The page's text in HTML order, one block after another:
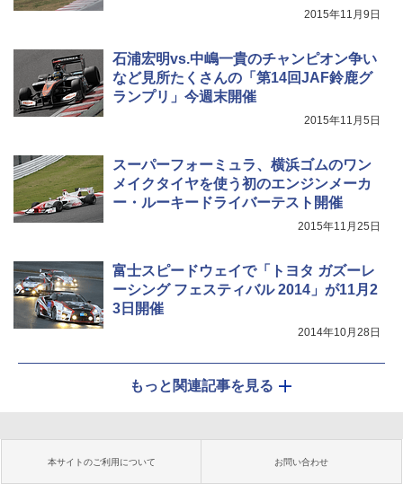
2015年11月9日
石浦宏明vs.中嶋一貴のチャンピオン争い
など見所たくさんの「第14回JAF鈴鹿グ
ランプリ」今週末開催
2015年11月5日
スーパーフォーミュラ、横浜ゴムのワン
メイクタイヤを使う初のエンジンメーカ
ー・ルーキードライバーテスト開催
2015年11月25日
富士スピードウェイで「トヨタ ガズーレ
ーシング フェスティバル 2014」が11月2
3日開催
2014年10月28日
もっと関連記事を見る
本サイトのご利用について お問い合わせ